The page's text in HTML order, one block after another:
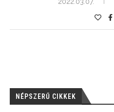
NÉPSZERŰ CIKKEK